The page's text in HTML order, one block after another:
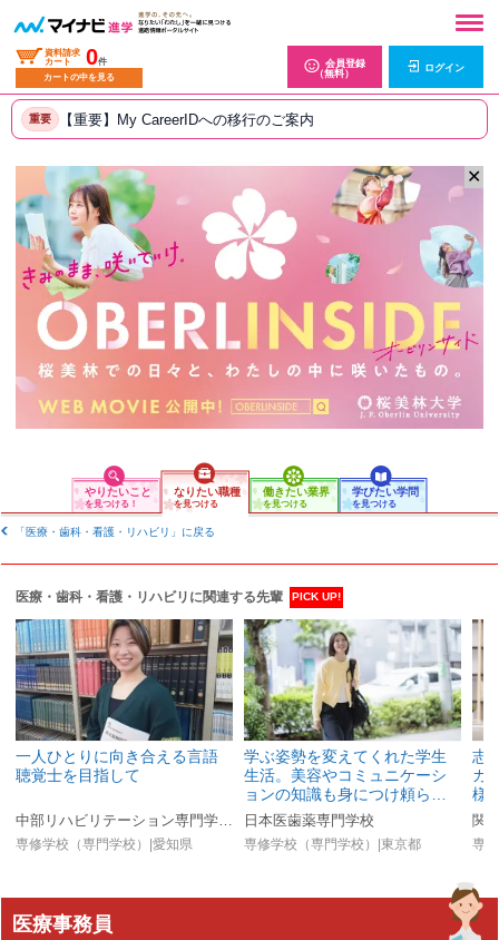
資料請求
カート
0件
カートの中を見る
会員登録
（無料）
ログイン
重要 【重要】My CareerIDへの移行のご案内
✕
やりたいこと
を見つける！
なりたい職種
を見つける
働きたい業界
を見つける
学びたい学問
を見つける
「医療・歯科・看護・リハビリ」に戻る
医療・歯科・看護・リハビリに関連する先輩 PICK UP!
一人ひとりに向き合える言語
聴覚士を目指して
専修学校（専門学校）|愛知県
学ぶ姿勢を変えてくれた学生
生活。美容やコミュニケーシ
ョンの知識も身につけ頼ら…
日本医歯薬専門学校
専修学校（専門学校）|東京都
志
カ
様
関
専
医療事務員